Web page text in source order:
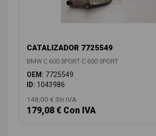
CATALIZADOR 7725549
BMW C 600 SPORT C 600 SPORT
OEM: 7725549
ID: 1043986
148,00 € Sin IVA
179,08 € Con IVA